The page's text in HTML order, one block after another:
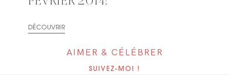
DÉCOUVRIR
AIMER & CÉLÉBRER
SUIVEZ-MOI !